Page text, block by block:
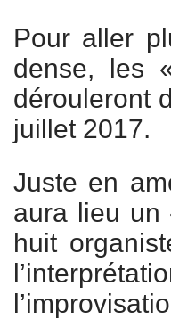
Pour aller
dense, les
dérouleront
juillet 2017.
Juste en
aura lieu un
huit